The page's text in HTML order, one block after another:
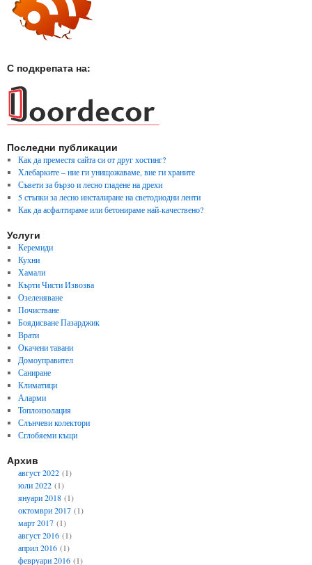
С подкрепата на:
Последни публикации
Как да преместя сайта си от друг хостинг?
Хлебарките – ние ги унищожаваме, вие ги храните
Съвети за бързо и лесно гладене на дрехи
5 стъпки за лесно инсталиране на светодиодни ленти
Как да асфалтираме или бетонираме най-качествено?
Услуги
Керемиди
Кухни
Хамали
Кърти Чисти Извозва
Озеленяване
Почистване
Боядисване Пазарджик
Врати
Окачени тавани
Домоуправител
Саниране
Климатици
Аларми
Топлоизолация
Слънчеви колектори
Сглобяеми къщи
Архив
август 2022(1)
юли 2022(1)
януари 2018(1)
октомври 2017(1)
март 2017(1)
август 2016(1)
април 2016(1)
февруари 2016(1)